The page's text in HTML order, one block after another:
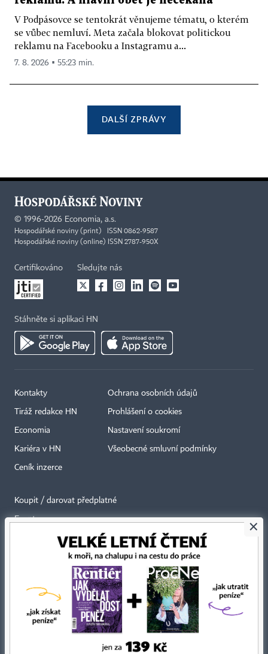
V Podpásovce se tentokrát věnujeme tématu, o kterém
se vůbec nemluví. Meta začala blokovat politickou
reklamu na Facebooku a Instagramu a...
7. 8. 2026 ▪ 55:23 min.
DALŠÍ ZPRÁVY
© 1996-2026 Economia, a.s.
Hospodářské noviny (print) ISSN 0862-9587
Hospodářské noviny (online) ISSN 2787-950X
Certifikováno Sledujte nás
Stáhněte si aplikaci HN
Kontakty
Tiráž redakce HN
Economia
Kariéra v HN
Ceník inzerce
Ochrana osobních údajů
Prohlášení o cookies
Nastavení soukromí
Všeobecné smluvní podmínky
Koupit / darovat předplatné
Eventy
Newslettery
Autorská práva vykonává vydavatel. Bez písemného svolení vydavatele je
zakázáno jakékoli užití částí nebo celku díla, zejména rozmnožování a šíření
jakýmkoli způsobem, mechanickým nebo elektronickým, v českém nebo
jiném jazyce. Bez souhlasu vydavatele je zakázáno též rozmnožování
obsahu pro účely automatizované analýzy textů nebo dat
×